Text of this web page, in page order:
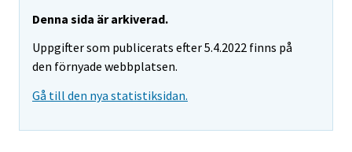
Denna sida är arkiverad.
Uppgifter som publicerats efter 5.4.2022 finns på
den förnyade webbplatsen.
Gå till den nya statistiksidan.